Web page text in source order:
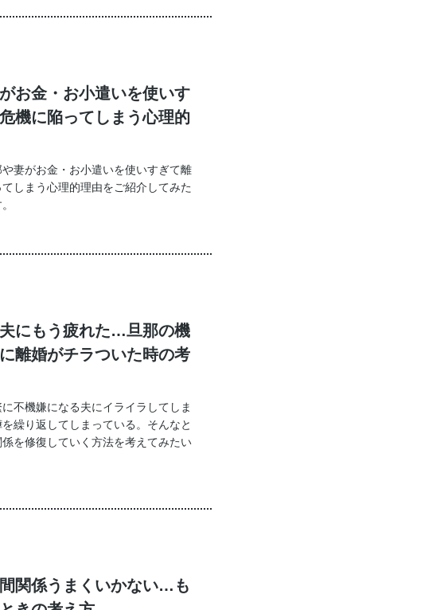
お金・お小遣いを使いす
機に陥ってしまう心理的
妻がお金・お小遣いを使いすぎて離
しまう心理的理由をご紹介してみた
にもう疲れた…旦那の機
離婚がチラついた時の考
不機嫌になる夫にイライラしてしま
繰り返してしまっている。そんなと
係を修復していく方法を考えてみたい
関係うまくいかない…も